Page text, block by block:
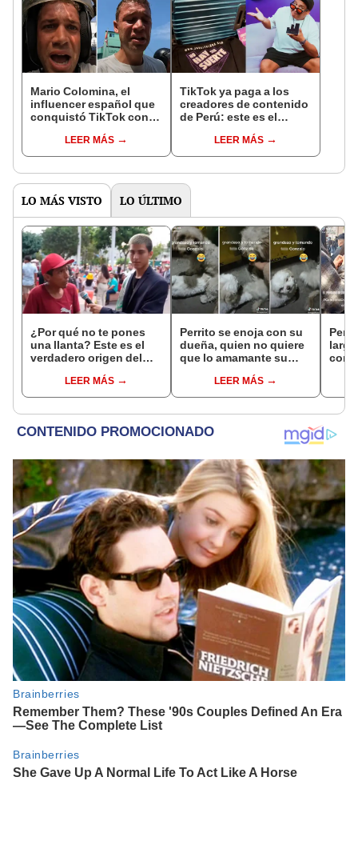
Mario Colomina, el
influencer español que
conquistó TikTok con
"Mi amor nació por la
gastronomía"
LEER MÁS
TikTok ya paga a los
creadores de contenido
de Perú: este es el
llegar a cobrar por 1.000
vistas
LEER MÁS
LO MÁS VISTO LO ÚLTIMO
¿Por qué no te pones
una llanta? Este es el
verdadero origen del
de TikTokLEER MÁS
Perrito se enoja con su
dueña, quien no quiere
que lo amamante su
grandeLEER MÁS